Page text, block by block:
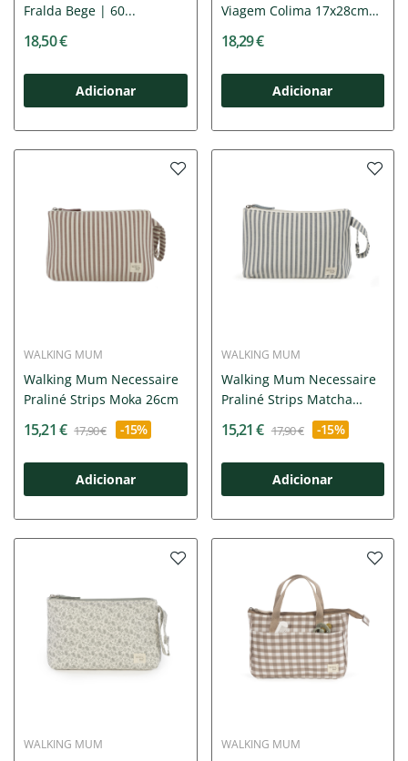
Fralda Bege | 60...
18,50 €
Adicionar
Viagem Colima 17x28cm
18,29 €
Adicionar
WALKING MUM
Walking Mum Necessaire
Praliné Strips Moka 26cm
15,21 € 17,90 € -15%
Adicionar
WALKING MUM
Walking Mum Necessaire
Praliné Strips Matcha
15,21 € 17,90 € -15%
Adicionar
WALKING MUM WALKING MUM